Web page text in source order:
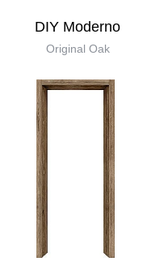
DIY Moderno
Original Oak